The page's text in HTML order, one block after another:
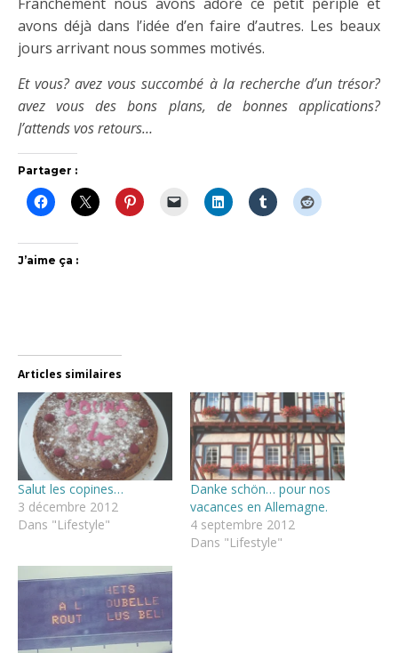
avons déjà dans l’idée d’en faire d’autres. Les beaux
jours arrivant nous sommes motivés.
Et vous? avez vous succombé à la recherche d’un trésor?
avez vous des bons plans, de bonnes applications?
J’attends vos retours…
Partager :
J’aime ça :
Articles similaires
Salut les copines…
3 décembre 2012
Dans "Lifestyle"
Danke schön… pour nos
vacances en Allemagne.
4 septembre 2012
Dans "Lifestyle"